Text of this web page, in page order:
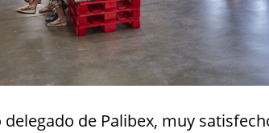
delegado de Palibex, muy